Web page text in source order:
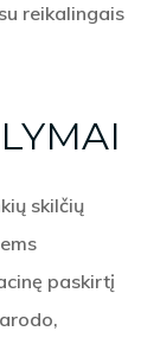
reikalingais
skilčių
paskirtį